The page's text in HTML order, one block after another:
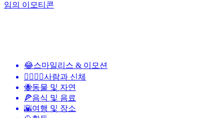
임의 이모티콘
😂스마일리스 & 이모션
👩‍❤️‍💋‍👨사람과 신체
🐝동물 및 자연
🍕음식 및 음료
🌇여행 및 장소